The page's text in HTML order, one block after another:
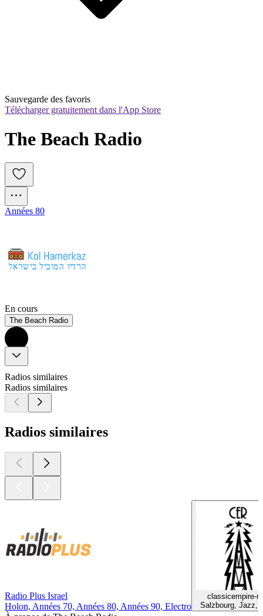
Sauvegarde des favoris
Télécharger gratuitement dans l'App Store
The Beach Radio
Années 80
En cours
The Beach Radio
Radios similaires
Radios similaires
Radios similaires
Radio Plus Israel
Holon, Années 70, Années 80, Années 90, Electro
classicempire-
Salzbourg, Jazz,